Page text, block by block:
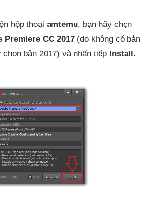
hộp thoại amtemu, bạn hãy chọn
Premiere CC 2017 (do không có bản
chọn bản 2017) và nhấn tiếp Install.